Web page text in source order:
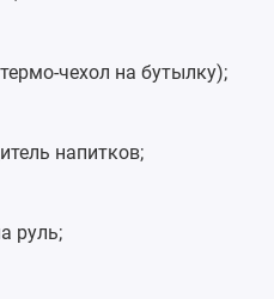
чехол на бутылку);
напитков;
руль;